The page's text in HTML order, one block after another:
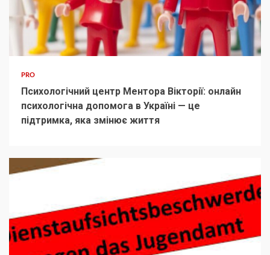
PRO
Психологічний центр Ментора Вікторії: онлайн
психологічна допомога в Україні — це
підтримка, яка змінює життя